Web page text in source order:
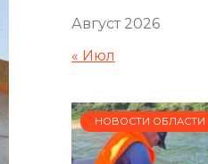
Август 2026
« Июл
НОВОСТИ ОБЛАСТИ